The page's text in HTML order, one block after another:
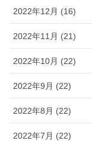
2022年12月 (16)
2022年11月 (21)
2022年10月 (22)
2022年9月 (22)
2022年8月 (22)
2022年7月 (22)